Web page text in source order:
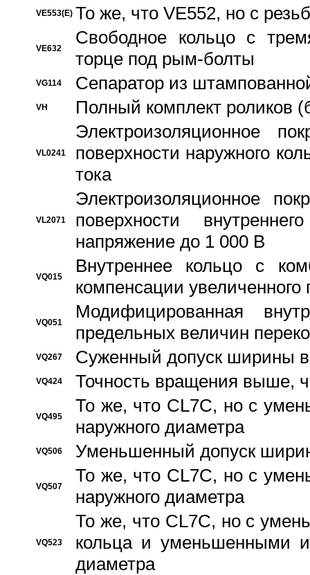
VE553(E) То же, что VE552, но с
VE632
Свободное кольцо с
торце под рым-болты
VG114 Сепаратор из
VH Полный комплект роликов
VL0241
Электроизоляционное
поверхности наружного
тока
VL2071
Электроизоляционное
поверхности
напряжение до 1 000 В
VQ015
Bнутреннее кольцо с
компенсации увеличенного
VQ051
Модифицированная
предельных величин
VQ267 Суженный допуск ширины
VQ424 Точность вращения выше,
VQ495
То же, что CL7C, но с
наружного диаметра
VQ506 Уменьшенный допуск
VQ507
То же, что CL7C, но с
наружного диаметра
VQ523
То же, что CL7C, но с
кольца и уменьшенными
диаметра